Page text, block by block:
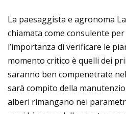
La paesaggista e agronoma
chiamata come consulente
l’importanza di verificare le
momento critico è quelli dei
saranno ben compenetrate
sarà compito della
alberi rimangano nei